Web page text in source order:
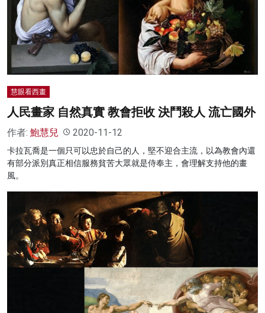
慧眼看西畫
人民畫家 自然真實 教會拒收 決鬥殺人 流亡國外
作者: 鮑慧兒 2020-11-12
卡拉瓦喬是一個只可以忠於自己的人，堅不迎合主流，以為教會內還
有部分派別真正相信服務貧苦大眾就是侍奉主，會理解支持他的畫
風。